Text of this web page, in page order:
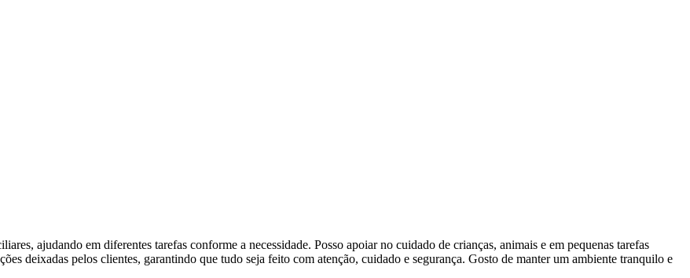
ajudando em diferentes tarefas conforme a necessidade. Posso apoiar no cuidado de crianças, animais e em pequenas tarefas
deixadas pelos clientes, garantindo que tudo seja feito com atenção, cuidado e segurança. Gosto de manter um ambiente tranquilo e